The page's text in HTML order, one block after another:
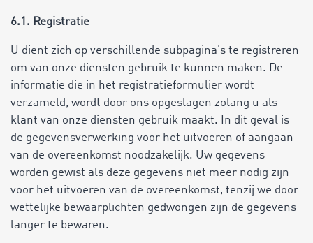
6.1. Registratie
U dient zich op verschillende subpagina's te registreren
om van onze diensten gebruik te kunnen maken. De
informatie die in het registratieformulier wordt
verzameld, wordt door ons opgeslagen zolang u als
klant van onze diensten gebruik maakt. In dit geval is
de gegevensverwerking voor het uitvoeren of aangaan
van de overeenkomst noodzakelijk. Uw gegevens
worden gewist als deze gegevens niet meer nodig zijn
voor het uitvoeren van de overeenkomst, tenzij we door
wettelijke bewaarplichten gedwongen zijn de gegevens
langer te bewaren.